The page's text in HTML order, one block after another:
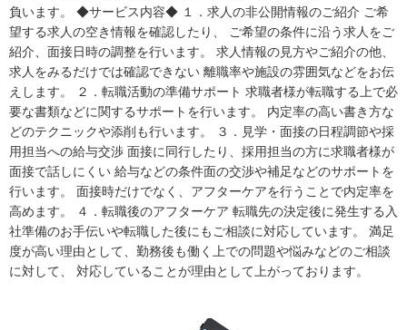
負います。 ◆サービス内容◆ １．求人の非公開情報のご紹介 ご希
望する求人の空き情報を確認したり、 ご希望の条件に沿う求人をご
紹介、面接日時の調整を行います。 求人情報の見方やご紹介の他、
求人をみるだけでは確認できない 離職率や施設の雰囲気などをお伝
えします。 ２．転職活動の準備サポート 求職者様が転職する上で必
要な書類などに関するサポートを行います。 内定率の高い書き方な
どのテクニックや添削も行います。 ３．見学・面接の日程調節や採
用担当への給与交渉 面接に同行したり、採用担当の方に求職者様が
面接で話しにくい 給与などの条件面の交渉や補足などのサポートを
行います。 面接時だけでなく、アフターケアを行うことで内定率を
高めます。 ４．転職後のアフターケア 転職先の決定後に発生する入
社準備のお手伝いや転職した後にもご相談に対応しています。 満足
度が高い理由として、勤務後も働く上での問題や悩みなどのご相談
に対して、 対応していることが理由として上がっております。